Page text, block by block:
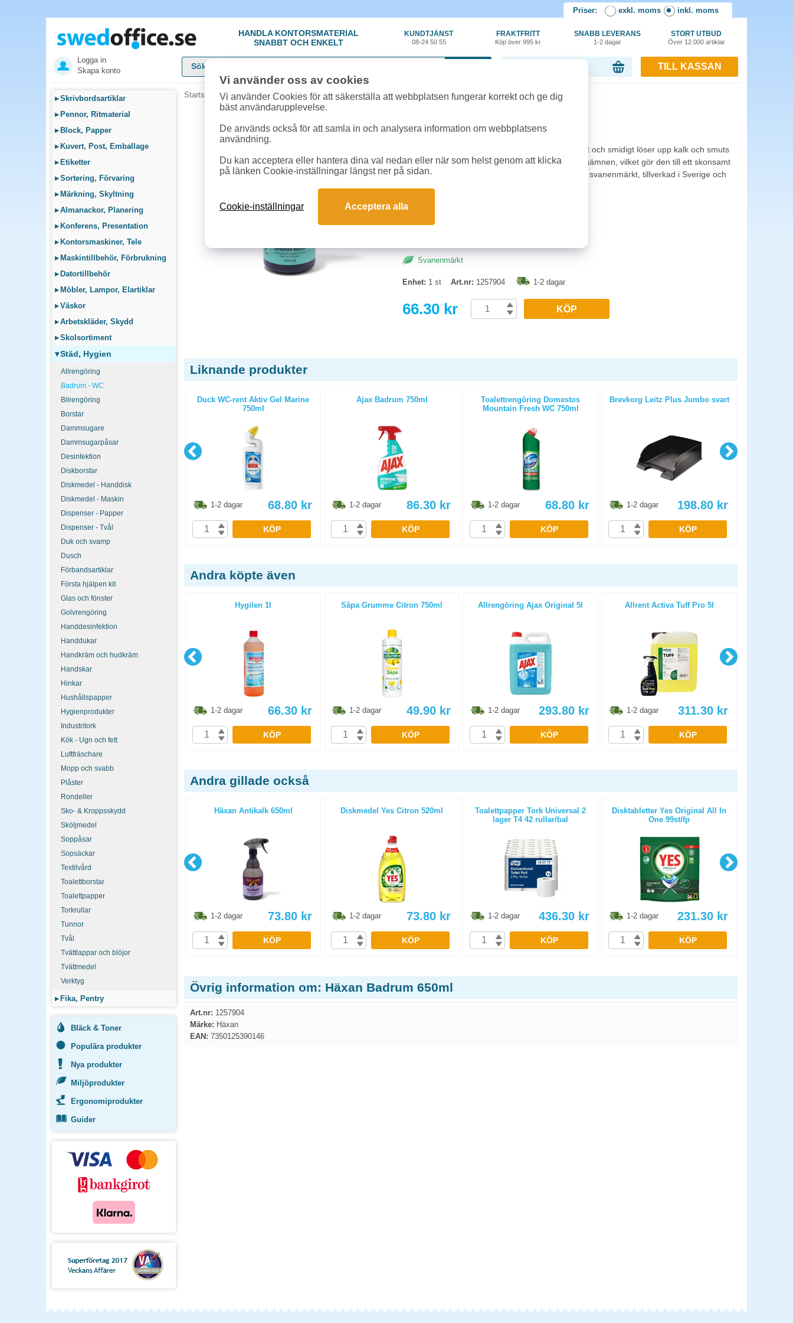
Priser: exkl. moms inkl. moms
HANDLA KONTORSMATERIAL
SNABBT OCH ENKELT
KUNDTJÄNST
08-24 50 55
FRAKTFRITT
Köp över 995 kr
SNABB LEVERANS
1-2 dagar
STORT UTBUD
Över 12.000 artiklar
Logga in
Skapa konto
TILL KASSAN
▸Skrivbordsartiklar
▸ Pennor, Ritmaterial
▸ Block, Papper
▸ Kuvert, Post, Emballage
▸ Etiketter
▸Sortering, Förvaring
▸ Märkning, Skyltning
▸Almanackor, Planering
▸ Konferens, Presentation
▸ Kontorsmaskiner, Tele
▸ Maskintillbehör, Förbrukning
▸ Datortillbehör
▸ Möbler, Lampor, Elartiklar
▸Väskor
▸Arbetskläder, Skydd
▸Skolsortiment
▾Städ, Hygien
Allrengöring
Badrum - WC
Bilrengöring
Borstar
Dammsugare
Dammsugarpåsar
Desinfektion
Diskborstar
Diskmedel - Handdisk
Diskmedel - Maskin
Dispenser - Papper
Dispenser - Tvål
Duk och svamp
Dusch
Förbandsartiklar
Första hjälpen kit
Glas och fönster
Golvrengöring
Handdesinfektion
Handdukar
Handkräm och hudkräm
Handskar
Hinkar
Hushållspapper
Hygienprodukter
Industritork
Kök - Ugn och fett
Luftfräschare
Mopp och svabb
Plåster
Rondeller
Sko- & Kroppsskydd
Sköljmedel
Soppåsar
Sopsäckar
Textilvård
Toalettborstar
Toalettpapper
Torkrullar
Tunnor
Tvål
Tvättlappar och blöjor
Tvättmedel
Verktyg
▸ Fika, Pentry
Bläck & Toner
Populära produkter
Nya produkter
Miljöprodukter
Ergonomiprodukter
Guider
Startsida »Städ, Hygien»Badrum/WC»Häxan Badrum 650ml
Häxan Badrum 650ml
Häxan Badrum är en rengöringsspray som snabbt och smidigt löser upp kalk och smuts
i våtutrymmen. Den är helt fri från parfym och färgämnen, vilket gör den till ett skonsamt
val både för användaren och miljön. Produkten är svanenmärkt, tillverkad i Sverige och
kommer i en flaska av återvunnen plast.
Svanenmärkt
Enhet: 1 st Art.nr: 1257904 1-2 dagar
66.30 kr KÖP
Liknande produkter
Toalettrengöring Domestos Ultra
Duck WC-rent Aktiv Gel Marine
750ml
1-2 dagar 68.80 kr
KÖP
Ajax Badrum 750ml
1-2 dagar 86.30 kr
KÖP
Toalettrengöring Domestos
Mountain Fresh WC 750ml
1-2 dagar 68.80 kr
KÖP
Brevkorg Leitz Plus Jumbo svart
1-2 dagar 198.80 kr
KÖP
Andra köpte även
Glas 750ml
1-2 dagar
Hygilen 1l
1-2 dagar 66.30 kr
KÖP
Såpa Grumme Citron 750ml
1-2 dagar 49.90 kr
KÖP
Allrengöring Ajax Original 5l
1-2 dagar 293.80 kr
KÖP
Allrent Activa Tuff Pro 5l
1-2 dagar 311.30 kr
KÖP
Andra gillade också
Allrengöring Ajax Universal 750ml Häxan Antikalk 650ml
1-2 dagar 73.80 kr
KÖP
Diskmedel Yes Citron 520ml
1-2 dagar 73.80 kr
KÖP
Toalettpapper Tork Universal 2
lager T4 42 rullar/bal
1-2 dagar 436.30 kr
KÖP
Disktabletter Yes Original All In
One 99st/fp
1-2 dagar 231.30 kr
KÖP
Övrig information om: Häxan Badrum 650ml
Art.nr: 1257904
Märke: Häxan
EAN: 7350125390146
Vi använder oss av cookies
Vi använder Cookies för att säkerställa att webbplatsen fungerar korrekt och ge dig
bäst användarupplevelse.
De används också för att samla in och analysera information om webbplatsens
användning.
Du kan acceptera eller hantera dina val nedan eller när som helst genom att klicka
på länken Cookie-inställningar längst ner på sidan.
Cookie-inställningar Acceptera alla